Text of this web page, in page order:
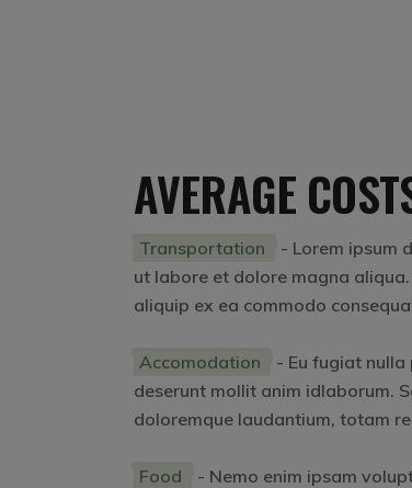
AVERAGE
Transportation
- Lorem ipsum
ut labore et dolore magna
aliquip ex ea commodo
Accomodation
- Eu fugiat
deserunt mollit anim idlaborum.
doloremque laudantium, totam
Food
- Nemo enim ipsam